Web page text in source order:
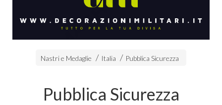
Nastri e Medaglie Italia Pubblica Sicurezza
Pubblica Sicurezza